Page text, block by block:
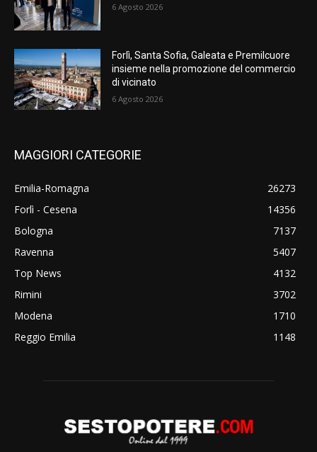
6 Agosto 2026
Forlì, Santa Sofia, Galeata e Premilcuore
insieme nella promozione del commercio
di vicinato
6 Agosto 2026
MAGGIORI CATEGORIE
Emilia-Romagna
26273
Forlì - Cesena
14356
Bologna
7137
Ravenna
5407
Top News
4132
Rimini
3702
Modena
1710
Reggio Emilia
1148